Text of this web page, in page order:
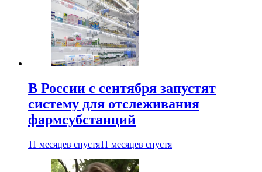
В России с сентября запустят
систему для отслеживания
фармсубстанций
11 месяцев спустя11 месяцев спустя